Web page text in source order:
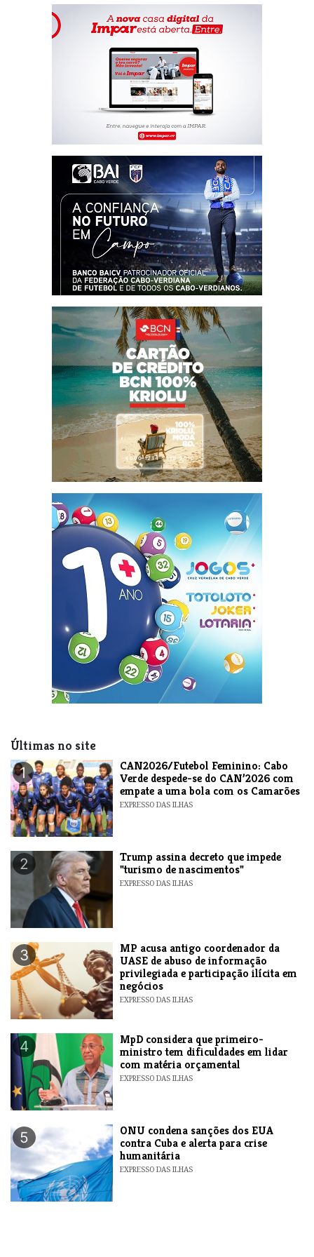
Últimas no site
1
CAN2026/Futebol Feminino: Cabo
Verde despede-se do CAN’2026 com
empate a uma bola com os Camarões
EXPRESSO DAS ILHAS
2
Trump assina decreto que impede
"turismo de nascimentos"
EXPRESSO DAS ILHAS
3
MP acusa antigo coordenador da
UASE de abuso de informação
privilegiada e participação ilícita em
negócios
EXPRESSO DAS ILHAS
4
MpD considera que primeiro-
ministro tem dificuldades em lidar
com matéria orçamental
EXPRESSO DAS ILHAS
5
ONU condena sanções dos EUA
contra Cuba e alerta para crise
humanitária
EXPRESSO DAS ILHAS